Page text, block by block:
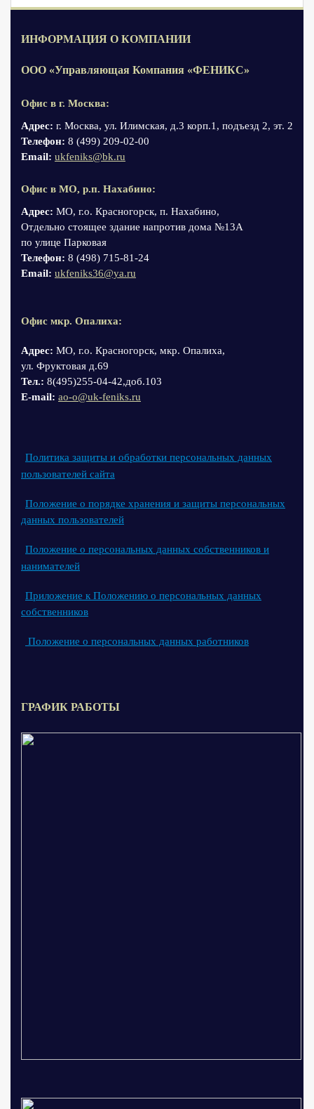
ИНФОРМАЦИЯ О КОМПАНИИ
ООО «Управляющая Компания «ФЕНИКС»
Офис в г. Москва:
Адрес: г. Москва, ул. Илимская, д.3 корп.1, подъезд 2, эт. 2
Телефон: 8 (499) 209-02-00
Email: ukfeniks@bk.ru
Офис в МО, р.п. Нахабино:
Адрес: МО, г.о. Красногорск, п. Нахабино,
Отдельно стоящее здание напротив дома №13А
по улице Парковая
Телефон: 8 (498) 715-81-24
Email: ukfeniks36@ya.ru
Офис мкр. Опалиха:
Адрес: МО, г.о. Красногорск, мкр. Опалиха,
ул. Фруктовая д.69
Тел.: 8(495)255-04-42,доб.103
Е-mail: ao-o@uk-feniks.ru
Политика защиты и обработки персональных данных
пользователей сайта
Положение о порядке хранения и защиты персональных
данных пользователей
Положение о персональных данных собственников и
нанимателей
Приложение к Положению о персональных данных
собственников
Положение о персональных данных работников
ГРАФИК РАБОТЫ